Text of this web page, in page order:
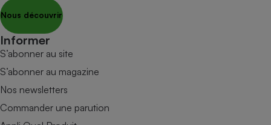
Nous découvrir
Informer
S’abonner au site
S’abonner au magazine
Nos newsletters
Commander une parution